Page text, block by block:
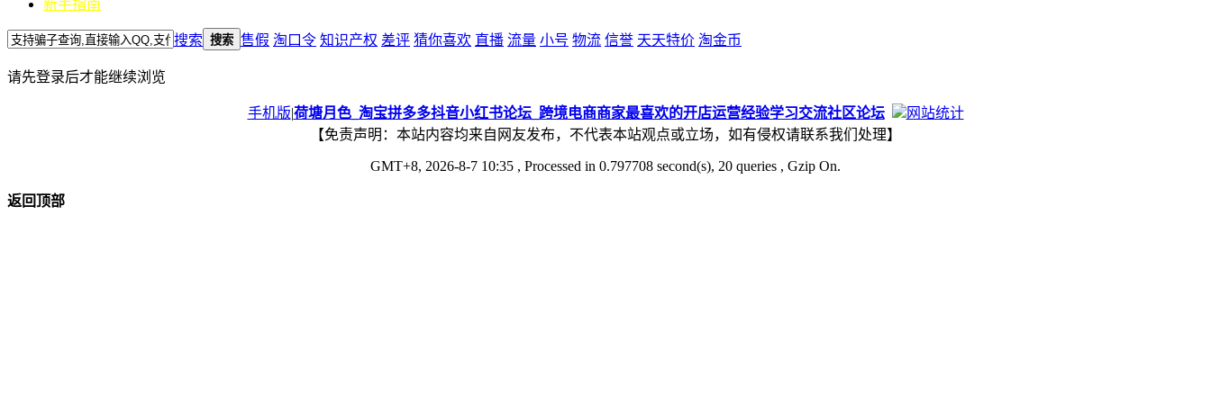
新手指南
搜索 搜索 售假 淘口令 知识产权 差评 猜你喜欢 直播 流量 小号 物流 信誉 天天特价 淘金币
请先登录后才能继续浏览
手机版|荷塘月色_淘宝拼多多抖音小红书论坛_跨境电商商家最喜欢的开店运营经验学习交流社区论坛
网站统计
【免责声明：本站内容均来自网友发布，不代表本站观点或立场，如有侵权请联系我们处理】
GMT+8, 2026-8-7 10:35 , Processed in 0.797708 second(s), 20 queries , Gzip On.
返回顶部